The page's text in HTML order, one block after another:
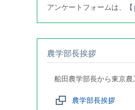
アンケートフォームは、【
農学部長挨拶
船田農学部長から東京農
農学部長挨拶